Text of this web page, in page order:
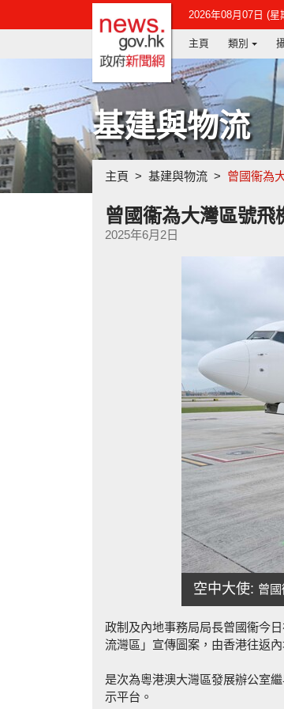
2026年08月07日 (星
政府新聞網主頁
主頁 類別
基建與物流
主頁 基建與物流 曾國衞為
曾國衞為大灣區號飛
2025年6月2日
空中大使: 曾
政制及內地事務局局長曾國衞今
流灣區」宣傳圖案，由香港往返
是次為粵港澳大灣區發展辦公室
示平台。